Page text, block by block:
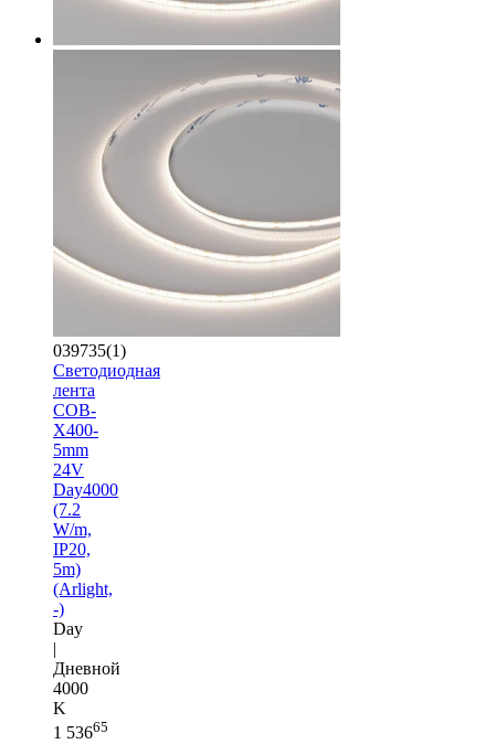
039735(1)
Светодиодная
лента
COB-
X400-
5mm
24V
Day4000
(7.2
W/m,
IP20,
5m)
(Arlight,
-)
Day
|
Дневной
4000
K
1 53665